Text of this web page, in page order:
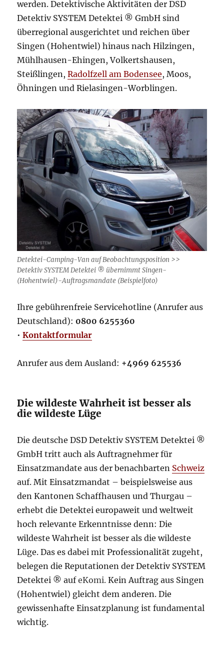
werden. Detektivische Aktivitäten der DSD
Detektiv SYSTEM Detektei ® GmbH sind
überregional ausgerichtet und reichen über
Singen (Hohentwiel) hinaus nach Hilzingen,
Mühlhausen-Ehingen, Volkertshausen,
Steißlingen,Radolfzell am Bodensee, Moos,
Öhningen und Rielasingen-Worblingen.
Detektei-Camping-Van auf Beobachtungsposition >>
Detektiv SYSTEM Detektei ® übernimmt Singen-
(Hohentwiel)-Auftragsmandate (Beispielfoto)
Ihre gebührenfreie Servicehotline (Anrufer aus
Deutschland): 0800 6255360
•Kontaktformular
Anrufer aus dem Ausland: +4969 625536
Die wildeste Wahrheit ist besser als
die wildeste Lüge
Die deutsche DSD Detektiv SYSTEM Detektei ®
GmbH tritt auch als Auftragnehmer für
Einsatzmandate aus der benachbarten Schweiz
auf. Mit Einsatzmandat – beispielsweise aus
den Kantonen Schaffhausen und Thurgau –
erhebt die Detektei europaweit und weltweit
hoch relevante Erkenntnisse denn: Die
wildeste Wahrheit ist besser als die wildeste
Lüge. Das es dabei mit Professionalität zugeht,
belegen die Reputationen der Detektiv SYSTEM
Detektei ® aufeKomi. Kein Auftrag aus Singen
(Hohentwiel) gleicht dem anderen. Die
gewissenhafte Einsatzplanung ist fundamental
wichtig.